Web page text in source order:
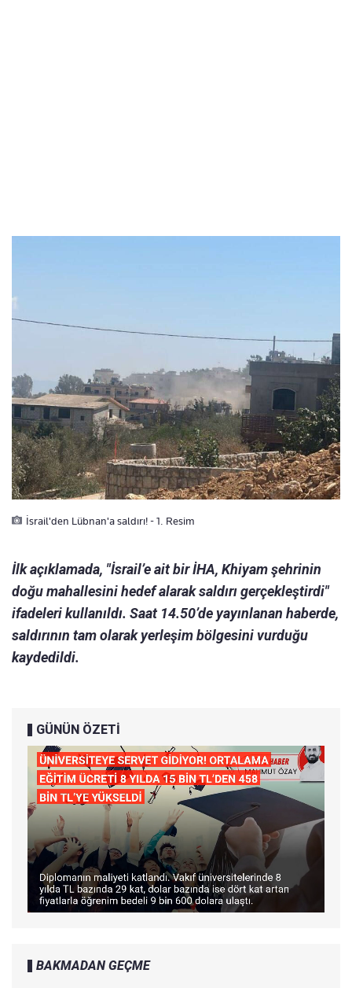
İsrail'den Lübnan'a saldırı! - 1. Resim
İlk açıklamada, "İsrail’e ait bir İHA, Khiyam şehrinin
doğu mahallesini hedef alarak saldırı gerçekleştirdi"
ifadeleri kullanıldı. Saat 14.50’de yayınlanan haberde,
saldırının tam olarak yerleşim bölgesini vurduğu
kaydedildi.
GÜNÜN ÖZETİ
BAKMADAN GEÇME